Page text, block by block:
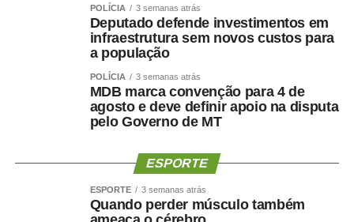
POLÍCIA 3 semanas atrás
Deputado defende investimentos em
infraestrutura sem novos custos para
a população
POLÍCIA 3 semanas atrás
MDB marca convenção para 4 de
agosto e deve definir apoio na disputa
pelo Governo de MT
ESPORTE
ESPORTE 3 semanas atrás
Quando perder músculo também